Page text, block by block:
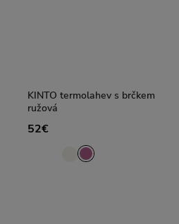
KINTO termolahev s brčkem
ružová
52€